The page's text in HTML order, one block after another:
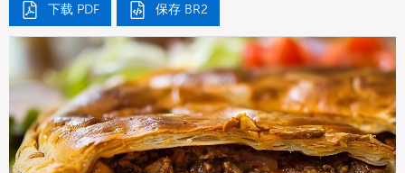
下载 PDF 保存 BR2